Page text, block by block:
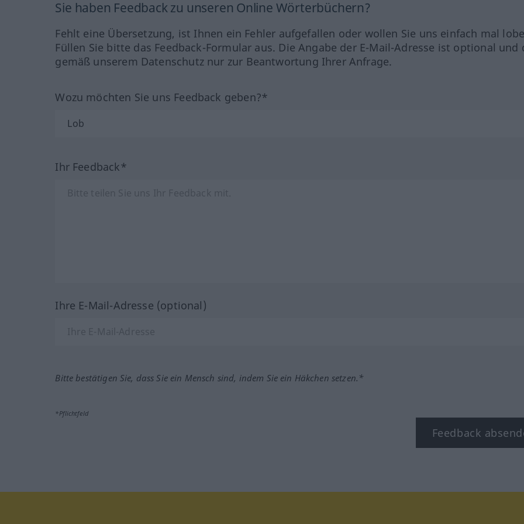
Sie haben Feedback zu unseren Online Wörterbüchern?
Fehlt eine Übersetzung, ist Ihnen ein Fehler aufgefallen oder wollen Sie uns einfach mal
Füllen Sie bitte das Feedback-Formular aus. Die Angabe der E-Mail-Adresse ist optional und
gemäß unserem Datenschutz nur zur Beantwortung Ihrer Anfrage.
Wozu möchten Sie uns Feedback geben?*
Ihr Feedback*
Ihre E-Mail-Adresse (optional)
Bitte bestätigen Sie, dass Sie ein Mensch sind, indem Sie ein Häkchen setzen.*
*Pflichtfeld
Feedback